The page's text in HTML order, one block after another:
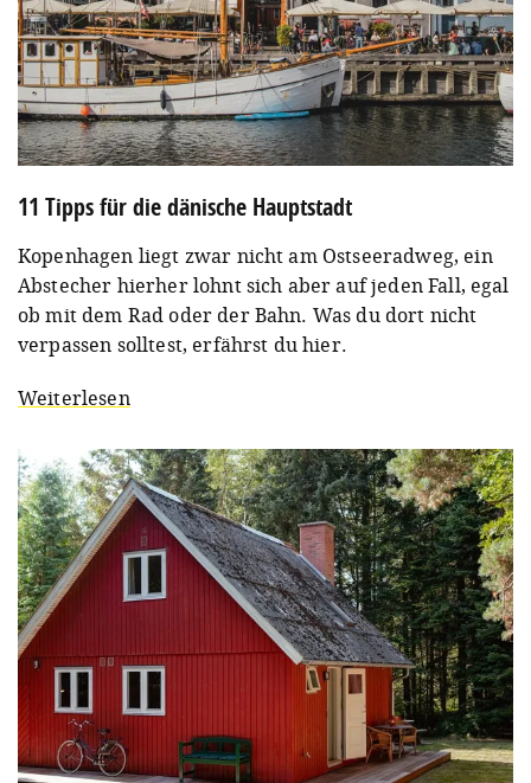
11 Tipps für die dänische Hauptstadt
Kopenhagen liegt zwar nicht am Ostseeradweg, ein
Abstecher hierher lohnt sich aber auf jeden Fall, egal
ob mit dem Rad oder der Bahn. Was du dort nicht
verpassen solltest, erfährst du hier.
Weiterlesen